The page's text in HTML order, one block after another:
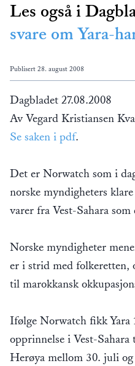
Les også i
svare om Yara-
Publisert 28. august 2008
Dagbladet 27.08.2008
Av Vegard Kristiansen
Se saken i pdf.
Det er Norwatch som i
norske myndigheters
varer fra Vest-Sahara
Norske myndigheter
er i strid med folkeretten,
til marokkansk
Ifølge Norwatch fikk Yara
opprinnelse i Vest-
Herøya mellom 30. juli